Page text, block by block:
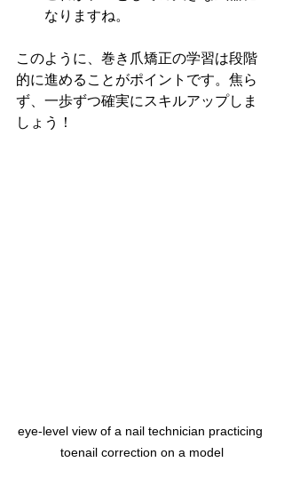
なりますね。
このように、巻き爪矯正の学習は段階
的に進めることがポイントです。焦ら
ず、一歩ずつ確実にスキルアップしま
しょう！
eye-level view of a nail technician practicing
toenail correction on a model